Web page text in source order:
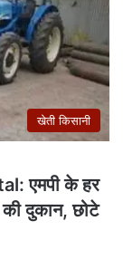
खेती किसानी
एमपी के हर
की दुकान, छोटे